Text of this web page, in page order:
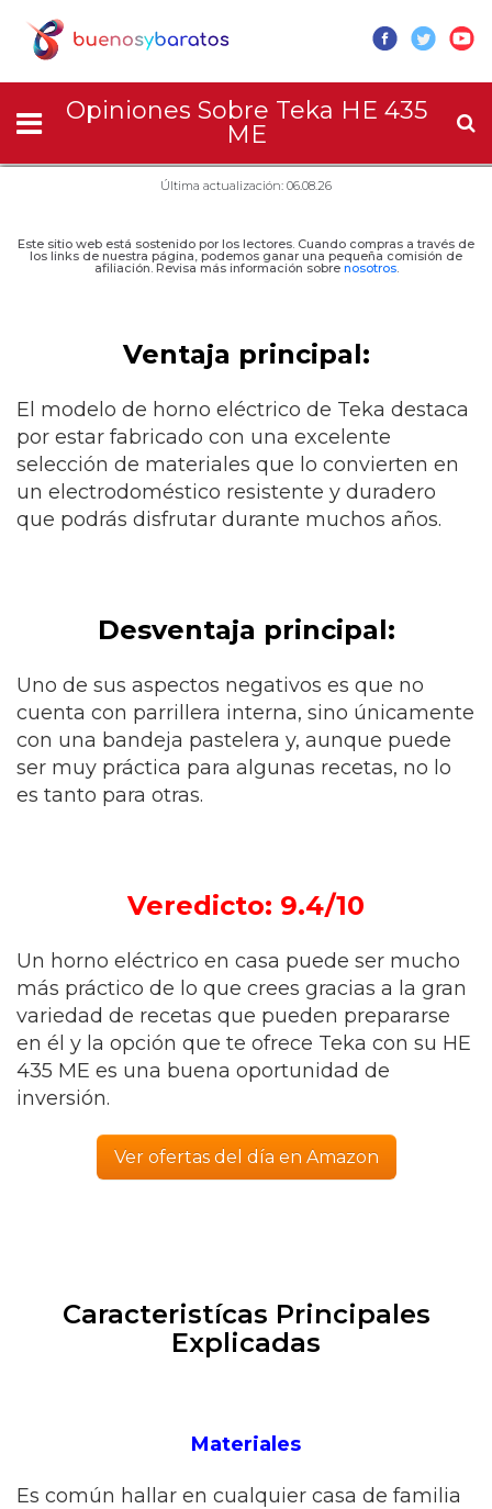
Opiniones Sobre Teka HE 435
ME
Última actualización: 06.08.26
Este sitio web está sostenido por los lectores. Cuando compras a través de
los links de nuestra página, podemos ganar una pequeña comisión de
afiliación. Revisa más información sobre nosotros.
Ventaja principal:
El modelo de horno eléctrico de Teka destaca
por estar fabricado con una excelente
selección de materiales que lo convierten en
un electrodoméstico resistente y duradero
que podrás disfrutar durante muchos años.
Desventaja principal:
Uno de sus aspectos negativos es que no
cuenta con parrillera interna, sino únicamente
con una bandeja pastelera y, aunque puede
ser muy práctica para algunas recetas, no lo
es tanto para otras.
Veredicto: 9.4/10
Un horno eléctrico en casa puede ser mucho
más práctico de lo que crees gracias a la gran
variedad de recetas que pueden prepararse
en él y la opción que te ofrece Teka con su HE
435 ME es una buena oportunidad de
inversión.
Ver ofertas del día en Amazon
Caracteristícas Principales
Explicadas
Materiales
Es común hallar en cualquier casa de familia